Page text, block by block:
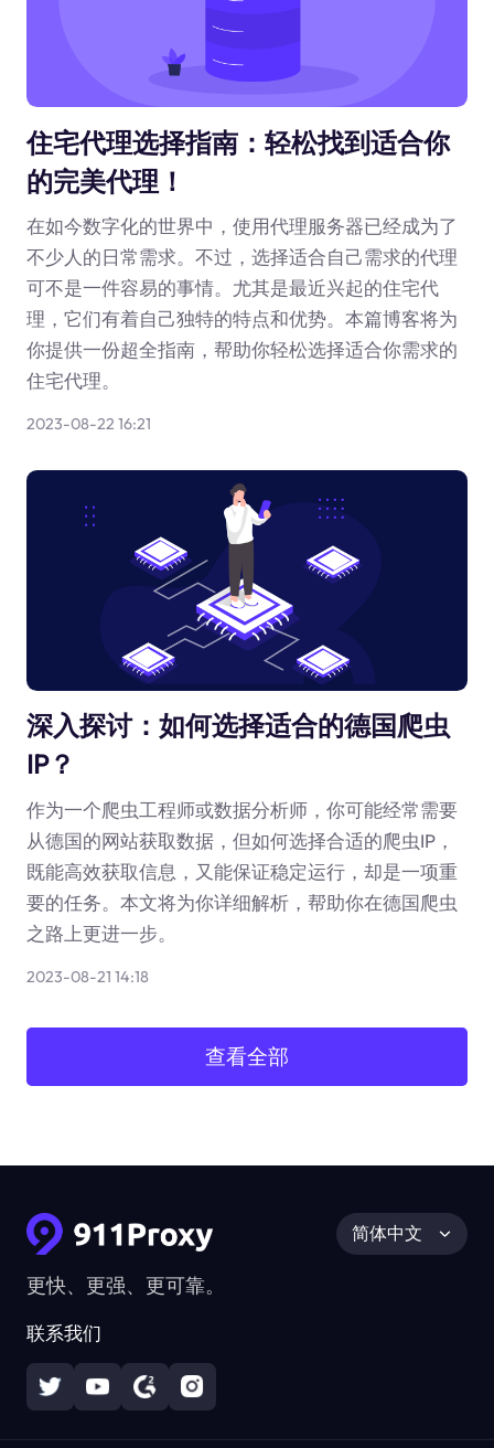
住宅代理选择指南：轻松找到适合你
的完美代理！
在如今数字化的世界中，使用代理服务器已经成为了
不少人的日常需求。不过，选择适合自己需求的代理
可不是一件容易的事情。尤其是最近兴起的住宅代
理，它们有着自己独特的特点和优势。本篇博客将为
你提供一份超全指南，帮助你轻松选择适合你需求的
住宅代理。
2023-08-22 16:21
深入探讨：如何选择适合的德国爬虫
IP？
作为一个爬虫工程师或数据分析师，你可能经常需要
从德国的网站获取数据，但如何选择合适的爬虫IP，
既能高效获取信息，又能保证稳定运行，却是一项重
要的任务。本文将为你详细解析，帮助你在德国爬虫
之路上更进一步。
2023-08-21 14:18
查看全部
更快、更强、更可靠。
联系我们
简体中文